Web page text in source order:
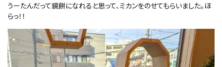
うーたんだって鏡餅になれると思って、ミカンをのせてもらいました。ほ
らっ！！